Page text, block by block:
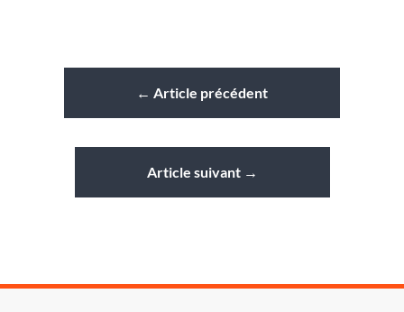
← Article précédent
Article suivant→